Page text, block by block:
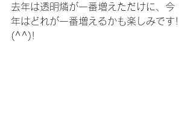
去年は透明燐が一番増えただけに、今
年はどれが一番増えるかも楽しみです!
(^^)!